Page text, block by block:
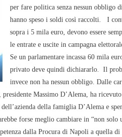
per fare politica senza nessun obbligo
hanno speso i soldi così raccolti.
I
sopra i 5 mila euro, devono essere
le entrate e uscite in campagna
Se un parlamentare incassa 60 mila
privato deve quindi dichiararlo.
Il
invece non ha nessun obbligo. Dalle
Massimo D’Alema, ha
della famiglia D’Alema e
forse meglio cambiare in “non solo
dalla Procura di Napoli a quella